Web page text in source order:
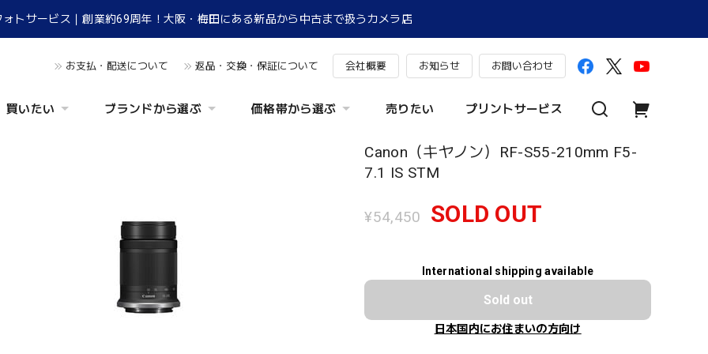
ォトサービス｜創業約69周年！大阪・梅田にある新品から中古まで扱うカメラ店
お支払・配送について 返品・交換・保証について 会社概要 お知らせ お問い合わせ
買いたい ブランドから選ぶ 価格帯から選ぶ 売りたい プリントサービス
Canon（キヤノン）RF-S55-210mm F5-
7.1 IS STM
¥54,450 SOLD OUT
International shipping available
Sold out
日本国内にお住まいの方向け